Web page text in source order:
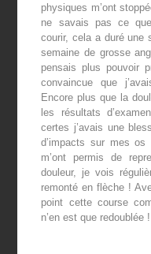
physiques m’ont
ne savais pas ce que
courir, cela a duré une
semaine de grosse
pensais plus pouvoir
convaincue que
Encore plus que la
les résultats
certes j’avais une
d’impacts sur mes
m’ont permis de
douleur, je vois
remonté en flèche !
point cette course
n’en est que redoublée !